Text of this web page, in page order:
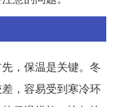
，保温是关键。冬
，容易受到寒冷环